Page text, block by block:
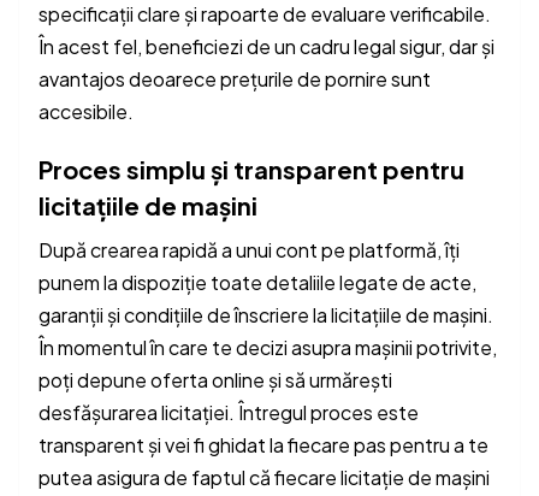
specificații clare și rapoarte de evaluare verificabile.
În acest fel, beneficiezi de un cadru legal sigur, dar și
avantajos deoarece prețurile de pornire sunt
accesibile.
Proces simplu și transparent pentru
licitațiile de mașini
După crearea rapidă a unui cont pe platformă, îți
punem la dispoziție toate detaliile legate de acte,
garanții și condițiile de înscriere la licitațiile de mașini.
În momentul în care te decizi asupra mașinii potrivite,
poți depune oferta online și să urmărești
desfășurarea licitației. Întregul proces este
transparent și vei fi ghidat la fiecare pas pentru a te
putea asigura de faptul că fiecare licitație de mașini